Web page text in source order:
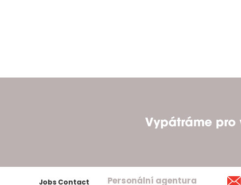
Jobs Contact Personální agentura